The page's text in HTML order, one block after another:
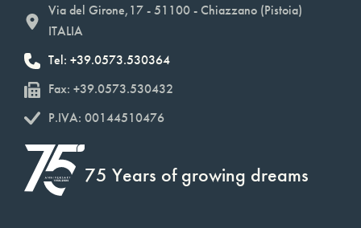
Via del Girone,17 - 51100 - Chiazzano (Pistoia)
ITALIA
Tel: +39.0573.530364
Fax: +39.0573.530432
P.IVA: 00144510476
75 Years of growing dreams